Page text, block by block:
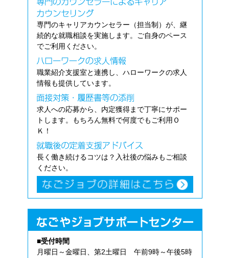
専門のキャリアカウンセラー（担当制）が、継
続的な就職相談を実施します。ご自身のペース
でご利用ください。
職業紹介支援室と連携し、ハローワークの求人
情報も提供しています。
求人への応募から、内定獲得まで丁寧にサポー
トします。もちろん無料で何度でもご利用Ｏ
Ｋ！
長く働き続けるコツは？入社後の悩みもご相談
ください。
■受付時間
月曜日～金曜日、第2土曜日 午前9時～午後5時